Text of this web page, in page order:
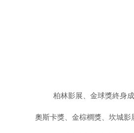
柏林影展、金球獎終身
奧斯卡獎、金棕櫚獎、坎城影